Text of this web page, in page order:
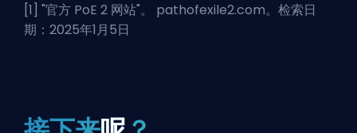
[1] "官方 PoE 2 网站"。 pathofexile2.com。检索日
期：2025年1月5日